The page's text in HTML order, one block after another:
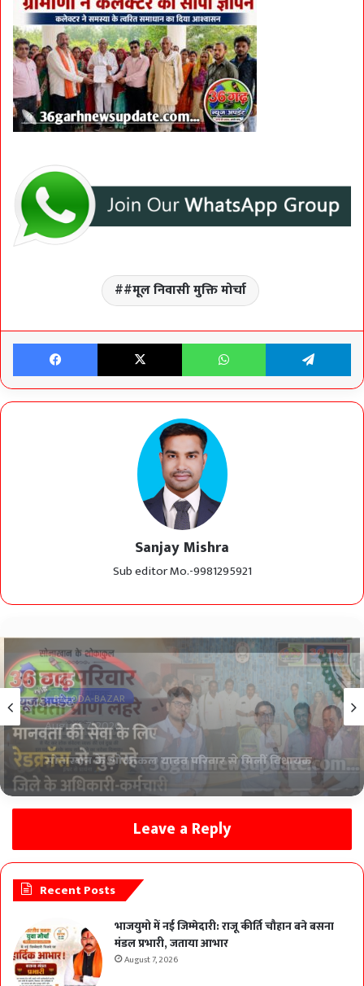
#मूल निवासी मुक्ति मोर्चा
Facebook X WhatsApp
Sanjay Mishra
Sub editor Mo.-9981295921
CHHATTISGARH
August 7, 2026
मानवता की सेवा के लिए रेडक्रॉस से जुड़ रहे अधिकारी-
कर्मचारी, धरसींवा के 117 कर्मचारियों ने ली आजीवन
सदस्यता
Leave a Reply
Recent Posts
भाजयुमो में नई जिम्मेदारी: राजू कीर्ति चौहान बने बसना
मंडल प्रभारी, जताया आभार
August 7, 2026